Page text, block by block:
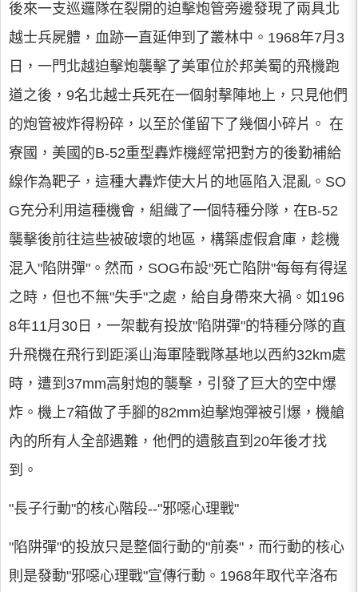
後來一支巡邏隊在裂開的迫擊炮管旁邊發現了兩具北
越士兵屍體，血跡一直延伸到了叢林中。1968年7月3
日，一門北越迫擊炮襲擊了美軍位於邦美蜀的飛機跑
道之後，9名北越士兵死在一個射擊陣地上，只見他們
的炮管被炸得粉碎，以至於僅留下了幾個小碎片。 在
寮國，美國的B-52重型轟炸機經常把對方的後勤補給
線作為靶子，這種大轟炸使大片的地區陷入混亂。SO
G充分利用這種機會，組織了一個特種分隊，在B-52
襲擊後前往這些被破壞的地區，構築虛假倉庫，趁機
混入"陷阱彈"。然而，SOG布設"死亡陷阱"每每有得逞
之時，但也不無"失手"之處，給自身帶來大禍。如196
8年11月30日，一架載有投放"陷阱彈"的特種分隊的直
升飛機在飛行到距溪山海軍陸戰隊基地以西約32km處
時，遭到37mm高射炮的襲擊，引發了巨大的空中爆
炸。機上7箱做了手腳的82mm迫擊炮彈被引爆，機艙
內的所有人全部遇難，他們的遺骸直到20年後才找
到。
"長子行動"的核心階段--"邪噁心理戰"
"陷阱彈"的投放只是整個行動的"前奏"，而行動的核心
則是發動"邪噁心理戰"宣傳行動。1968年取代辛洛布